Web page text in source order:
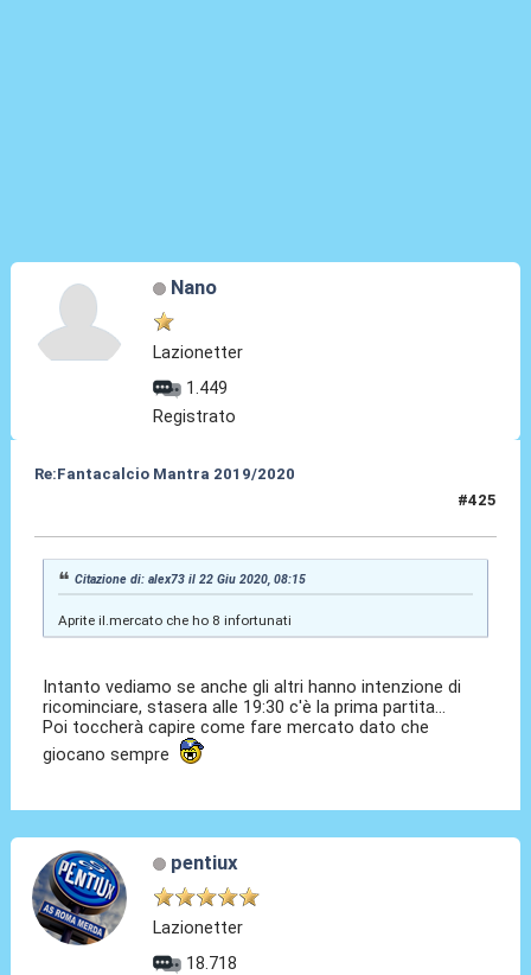
Nano
Lazionetter
1.449
Registrato
Re:Fantacalcio Mantra 2019/2020
#425
Citazione di: alex73 il 22 Giu 2020, 08:15
Aprite il.mercato che ho 8 infortunati
Intanto vediamo se anche gli altri hanno intenzione di
ricominciare, stasera alle 19:30 c'è la prima partita...
Poi toccherà capire come fare mercato dato che
giocano sempre
pentiux
Lazionetter
18.718